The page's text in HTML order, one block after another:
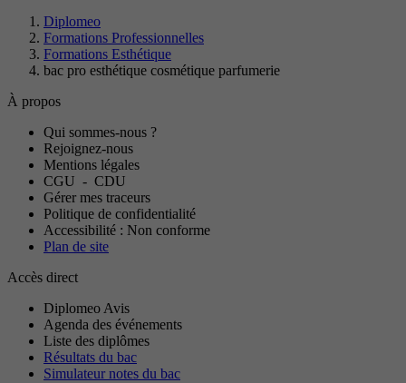
Diplomeo
Formations Professionnelles
Formations Esthétique
bac pro esthétique cosmétique parfumerie
À propos
Qui sommes-nous ?
Rejoignez-nous
Mentions légales
CGU - CDU
Gérer mes traceurs
Politique de confidentialité
Accessibilité : Non conforme
Plan de site
Accès direct
Diplomeo Avis
Agenda des événements
Liste des diplômes
Résultats du bac
Simulateur notes du bac